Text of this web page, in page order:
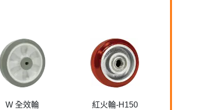
W 全效輪 紅火輪-H150